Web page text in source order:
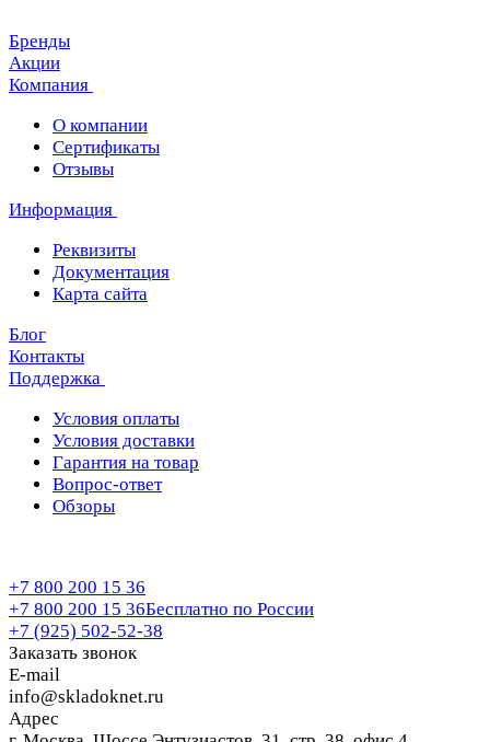
Бренды
Акции
Компания
О компании
Сертификаты
Отзывы
Информация
Реквизиты
Документация
Карта сайта
Блог
Контакты
Поддержка
Условия оплаты
Условия доставки
Гарантия на товар
Вопрос-ответ
Обзоры
+7 800 200 15 36
+7 800 200 15 36Бесплатно по России
+7 (925) 502-52-38
Заказать звонок
E-mail
info@skladoknet.ru
Адрес